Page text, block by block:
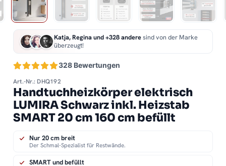
328 Bewertungen
Katja, Regina und +328 anderesind von der Marke
überzeugt!
Art.-Nr.: DHQ192
Handtuchheizkörper elektrisch
LUMIRA Schwarz inkl. Heizstab
SMART 20 cm 160 cm befüllt
Nur 20 cm breit
Der Schmal-Spezialist für Restwände.
SMART und befüllt